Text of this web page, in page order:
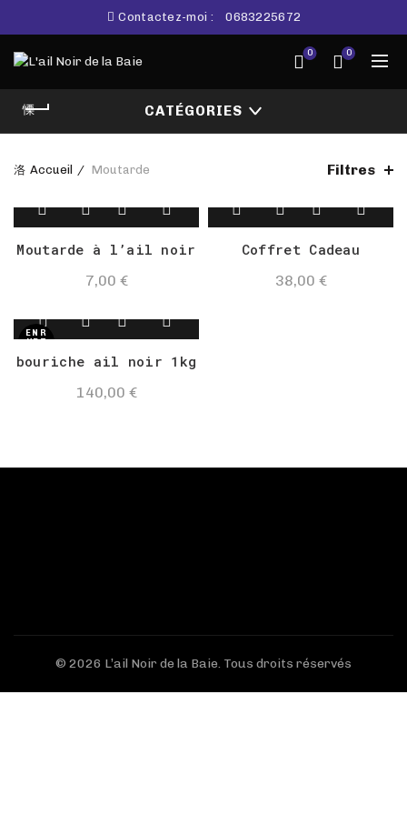
Contactez-moi : 0683225672
0 0
CATÉGORIES
Accueil Moutarde Filtres
Moutarde à l’ail noir
7,00 €
Coffret Cadeau
38,00 €
EN R
UPT
DE S
TOC
bouriche ail noir 1kg
140,00 €
© 2026 L’ail Noir de la Baie. Tous droits réservés